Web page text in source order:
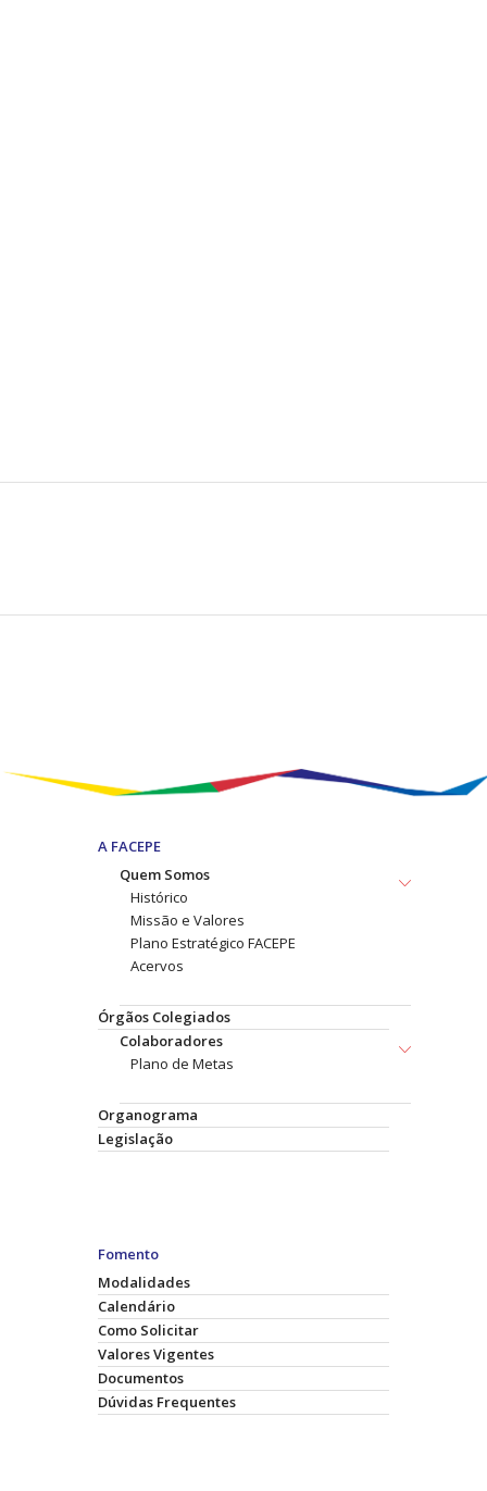
A FACEPE
Quem Somos
Histórico
Missão e Valores
Plano Estratégico FACEPE
Acervos
Órgãos Colegiados
Colaboradores
Plano de Metas
Organograma
Legislação
Fomento
Modalidades
Calendário
Como Solicitar
Valores Vigentes
Documentos
Dúvidas Frequentes